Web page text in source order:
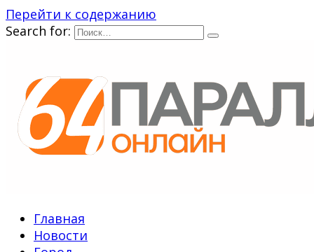
Перейти к содержанию
Search for:
Главная
Новости